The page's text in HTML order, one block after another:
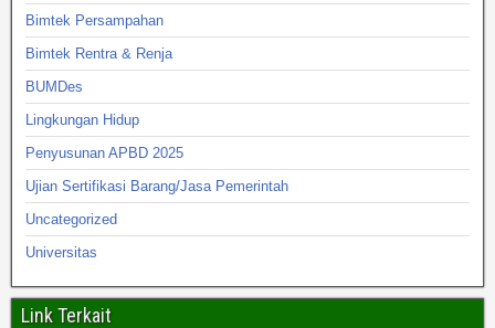
Bimtek Persampahan
Bimtek Rentra & Renja
BUMDes
Lingkungan Hidup
Penyusunan APBD 2025
Ujian Sertifikasi Barang/Jasa Pemerintah
Uncategorized
Universitas
Link Terkait